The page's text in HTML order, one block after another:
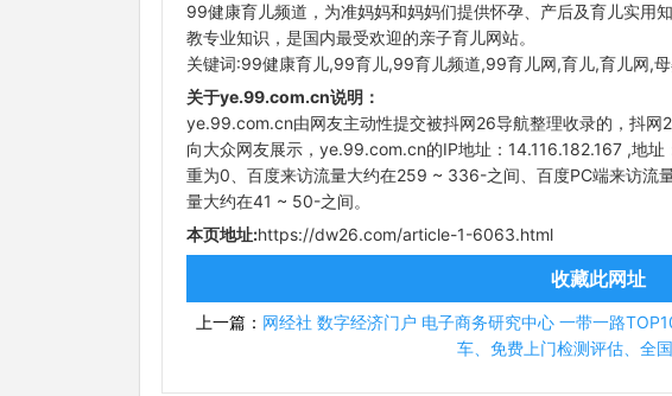
99健康育儿频道，为准妈妈和妈妈们提供怀孕、产后及育儿实用
教专业知识，是国内最受欢迎的亲子育儿网站。
关键词:99健康育儿,99育儿,99育儿频道,99育儿网,育儿,育儿网,
关于ye.99.com.cn说明：
ye.99.com.cn由网友主动性提交被抖网26导航整理收录的，抖
向大众网友展示，ye.99.com.cn的IP地址：14.116.182.167 ,地
重为0、百度来访流量大约在259 ~ 336-之间、百度PC端来访流
量大约在41 ~ 50-之间。
本页地址:https://dw26.com/article-1-6063.html
收藏此网址
上一篇： 网经社 数字经济门户 电子商务研究中心 一带一路
车、免费上门检测评估、全